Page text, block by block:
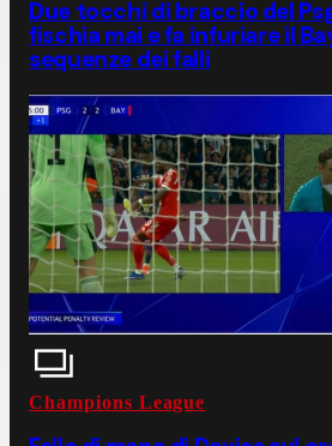
Due tocchi di braccio del
fischia mai e fa infuriare il
sequenze dei falli
Champions League